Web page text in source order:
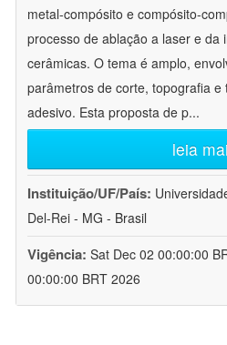
metal-compósito e compósito-
processo de ablação a laser e da
cerâmicas. O tema é amplo,
parâmetros de corte, topografia
adesivo. Esta proposta de p...
leia
Instituição/UF/País:
Del-Rei - MG - Brasil
Vigência: Sat Dec 02 00:00:00
00:00:00 BRT 2026